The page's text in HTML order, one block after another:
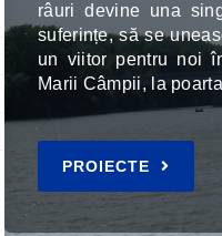
râuri devine una
suferințe, să se
un viitor pentru noi
Marii Câmpii, la
PROIECTE